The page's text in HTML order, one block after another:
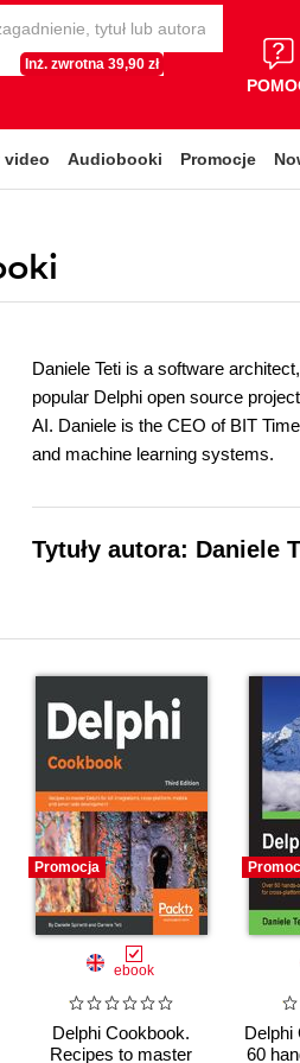
Inż. zwrotna 39,90 zł
video Audiobooki Promocje
Daniele Teti is a software
popular Delphi open source
AI. Daniele is the CEO of BIT
and machine learning systems.
Tytuły autora: Daniele
Promocja
ebook
Delphi Cookbook.
Recipes to master
Delphi
60